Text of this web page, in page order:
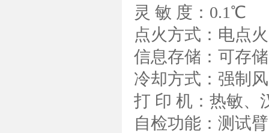
灵 敏 度：0.1℃
点火方式：电点火
信息存储：可存
冷却方式：强制
打 印 机：热敏、
自检功能：测试